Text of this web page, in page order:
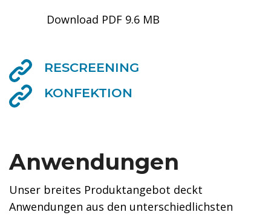
Download PDF 9.6 MB
RESCREENING
KONFEKTION
Anwendungen
Unser breites Produktangebot deckt
Anwendungen aus den unterschiedlichsten